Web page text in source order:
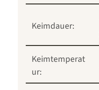
Keimdauer:
Keimtemperat
ur: